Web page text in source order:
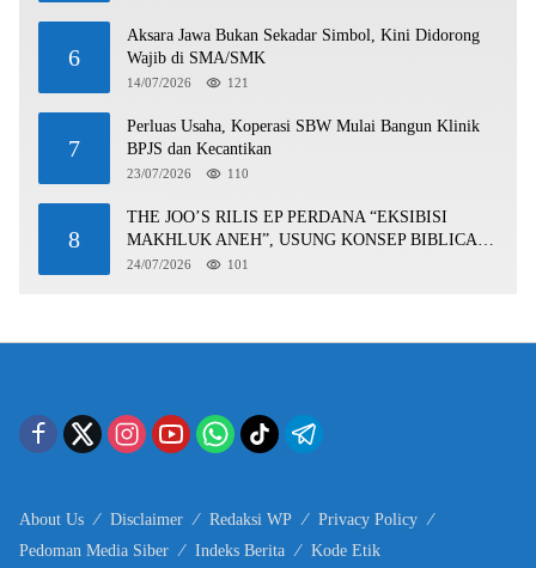
6
Aksara Jawa Bukan Sekadar Simbol, Kini Didorong
Wajib di SMA/SMK
14/07/2026 121
7
Perluas Usaha, Koperasi SBW Mulai Bangun Klinik
BPJS dan Kecantikan
23/07/2026 110
8
THE JOO’S RILIS EP PERDANA “EKSIBISI
MAKHLUK ANEH”, USUNG KONSEP BIBLICAL
SURF ROCK DALAM 6 TRACK
24/07/2026 101
About Us Disclaimer Redaksi WP
Privacy Policy
Pedoman Media Siber
Indeks Berita Kode Etik